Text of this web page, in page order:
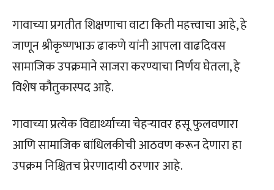
गावाच्या प्रगतीत शिक्षणाचा वाटा किती महत्त्वाचा आहे, हे
जाणून श्रीकृष्णभाऊ ढाकणे यांनी आपला वाढदिवस
सामाजिक उपक्रमाने साजरा करण्याचा निर्णय घेतला, हे
विशेष कौतुकास्पद आहे.
गावाच्या प्रत्येक विद्यार्थ्याच्या चेहऱ्यावर हसू फुलवणारा
आणि सामाजिक बांधिलकीची आठवण करून देणारा हा
उपक्रम निश्चितच प्रेरणादायी ठरणार आहे.